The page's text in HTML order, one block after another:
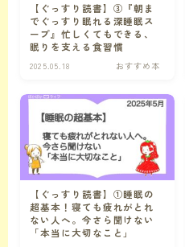
【ぐっすり読書】③『朝ま
でぐっすり眠れる深睡眠ス
ープ』忙しくてもできる、
眠りを支える食習慣
2025.05.18 おすすめ本
【ぐっすり読書】①睡眠の
超基本！寝ても疲れがとれ
ない人へ。今さら聞けない
「本当に大切なこと」